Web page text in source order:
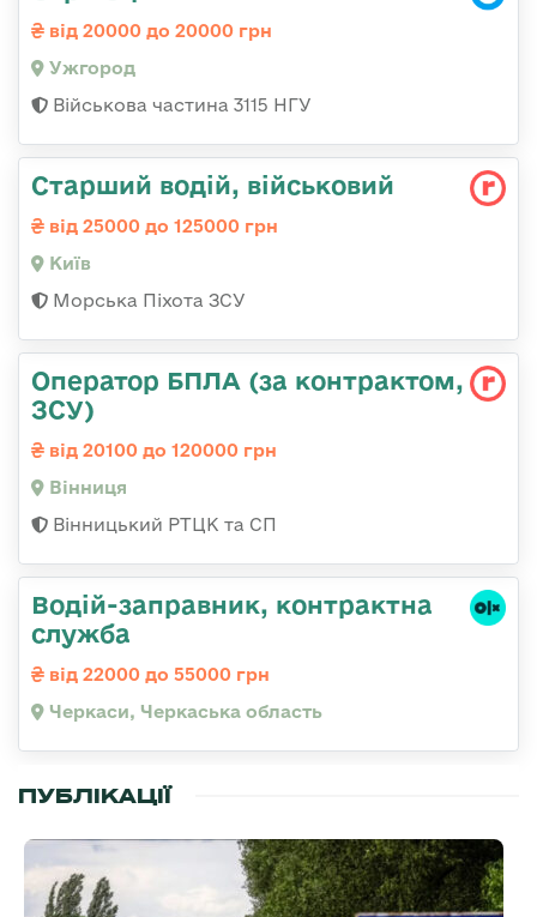
від 20000 до 20000 грн
Ужгород
Військова частина 3115 НГУ
Стаpший водій, військовий
від 25000 до 125000 грн
Київ
Морська Піхота ЗСУ
Оператор БПЛА (за контрактом,
ЗСУ)
від 20100 до 120000 грн
Вінниця
Вінницький РТЦК та СП
Водій-заправник, контрактна
служба
від 22000 до 55000 грн
Черкаси, Черкаська область
ПУБЛІКАЦІЇ